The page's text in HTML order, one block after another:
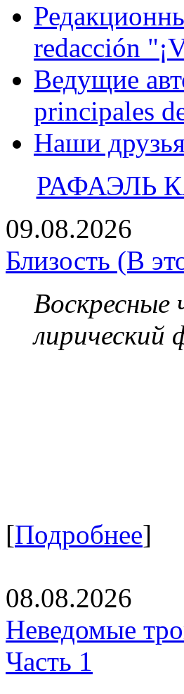
redacción
Ведущие
principales
Наши
РАФАЭЛЬ
09.08.2026
Близость (В
лирический
[Подробнее]
08.08.2026
Неведомые
Часть 1